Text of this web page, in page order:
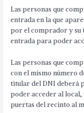
Las personas que
entrada en la que
por el comprador y su
entrada para poder
Las personas que
con el mismo número
titular del DNI deberá
poder acceder al
puertas del recinto al